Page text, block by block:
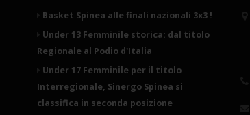
Basket Spinea alle finali nazionali 3x3 !
Under 13 Femminile storica: dal titolo
Regionale al Podio d'Italia
Under 17 Femminile per il titolo
Interregionale, Sinergo Spinea si
classifica in seconda posizione